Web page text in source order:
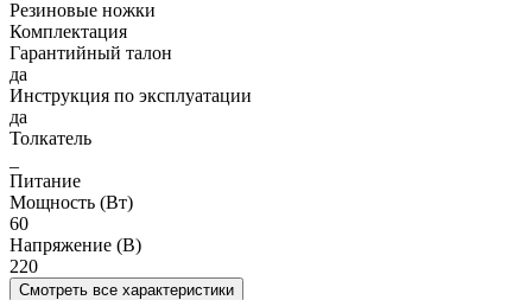
Резиновые ножки
Комплектация
Гарантийный талон
да
Инструкция по эксплуатации
да
Толкатель
Питание
Мощность (Вт)
60
Напряжение (В)
220
Смотреть все характеристики